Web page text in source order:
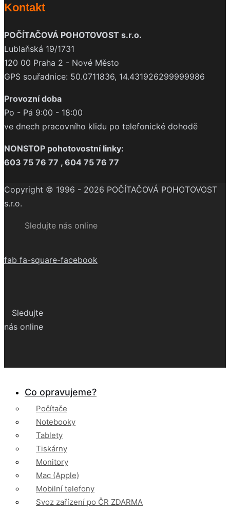
Kontakt
POČÍTAČOVÁ POHOTOVOST s.r.o.
Lublaňská 19/1731
120 00 Praha 2 - Nové Město
GPS souřadnice: 50.0711836, 14.431926299999986
Provozní doba
Po - Pá 9:00 - 18:00
ve dnech pracovního klidu po telefonické dohodě
NONSTOP pohotovostní linky:
603 75 76 77 , 604 75 76 77
Copyright © 1996 - 2026 POČÍTAČOVÁ POHOTOVOST
s.r.o.
Sledujte nás online
fab fa-square-facebook
Sledujte
nás online
Co opravujeme?
Počítače
Notebooky
Tablety
Tiskárny
Monitory
Mac (Apple)
Mobilní telefony
Svoz zařízení po ČR ZDARMA